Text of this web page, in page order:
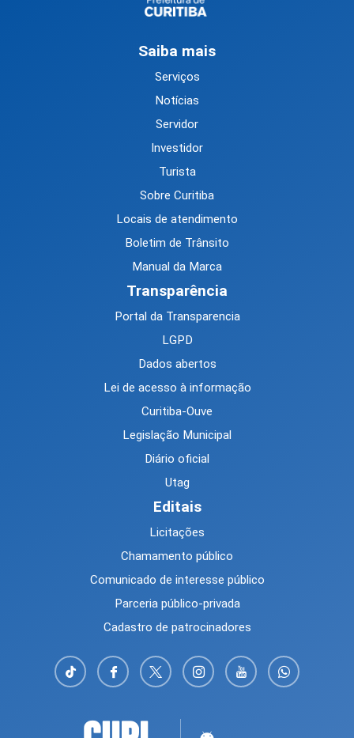
Saiba mais
Serviços
Notícias
Servidor
Investidor
Turista
Sobre Curitiba
Locais de atendimento
Boletim de Trânsito
Manual da Marca
Transparência
Portal da Transparencia
LGPD
Dados abertos
Lei de acesso à informação
Curitiba-Ouve
Legislação Municipal
Diário oficial
Utag
Editais
Licitações
Chamamento público
Comunicado de interesse público
Parceria público-privada
Cadastro de patrocinadores